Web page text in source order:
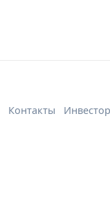
Контакты